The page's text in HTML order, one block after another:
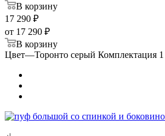
В корзину
17 290 ₽
от 17 290 ₽
В корзину
Цвет—Торонто серый Комплектация 1